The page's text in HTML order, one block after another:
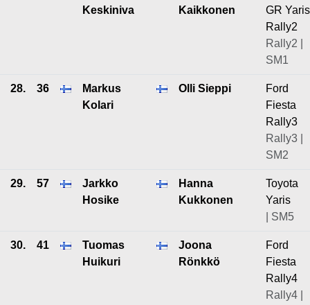
Keskiniva
Kaikkonen
GR Yaris
Rally2
Rally2 |
SM1
28. 36
Markus
Kolari
Olli Sieppi
Ford
Fiesta
Rally3
Rally3 |
SM2
29. 57
Jarkko
Hosike
Hanna
Kukkonen
Toyota
Yaris
| SM5
30. 41
Tuomas
Huikuri
Joona
Rönkkö
Ford
Fiesta
Rally4
Rally4 |